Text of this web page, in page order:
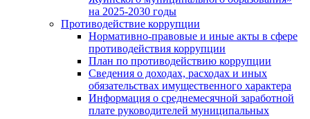
на 2025-2030 годы
Противодействие коррупции
Нормативно-правовые и иные акты в сфере
противодействия коррупции
План по противодействию коррупции
Сведения о доходах, расходах и иных
обязательствах имущественного характера
Информация о среднемесячной заработной
плате руководителей муниципальных